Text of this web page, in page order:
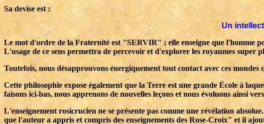
Sa devise est :
Un
Le mot d'ordre de la Fraternité est "SERVIR" ; elle enseigne que l'homme
L'usage de ce sens permettra de percevoir et d'explorer les royaumes super
Toutefois, nous désapprouvons énergiquement tout contact avec ces
Cette philosophie expose également que la Terre est une grande École à
faisons ici-bas, nous apprenons de nouvelles leçons et nous évoluons ainsi
L'enseignement rosicrucien ne se présente pas comme une révélation
que l'auteur a appris et compris des enseignements des Rose-Croix" et il